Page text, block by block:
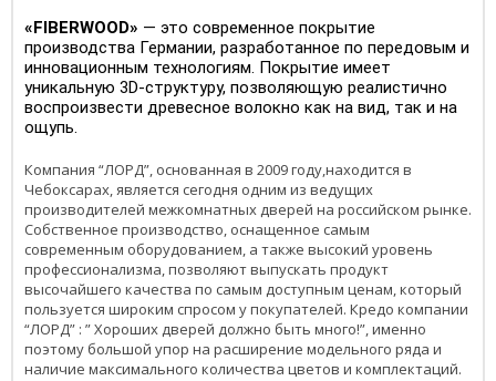
«FIBERWOOD» — это современное покрытие
производства Германии, разработанное по передовым и
инновационным технологиям. Покрытие имеет
уникальную 3D-структуру, позволяющую реалистично
воспроизвести древесное волокно как на вид, так и на
ощупь.
Компания “ЛОРД”, основанная в 2009 году,находится в
Чебоксарах, является сегодня одним из ведущих
производителей межкомнатных дверей на российском рынке.
Собственное производство, оснащенное самым
современным оборудованием, а также высокий уровень
профессионализма, позволяют выпускать продукт
высочайшего качества по самым доступным ценам, который
пользуется широким спросом у покупателей. Кредо компании
“ЛОРД” : ” Хороших дверей должно быть много!”, именно
поэтому большой упор на расширение модельного ряда и
наличие максимального количества цветов и комплектаций.